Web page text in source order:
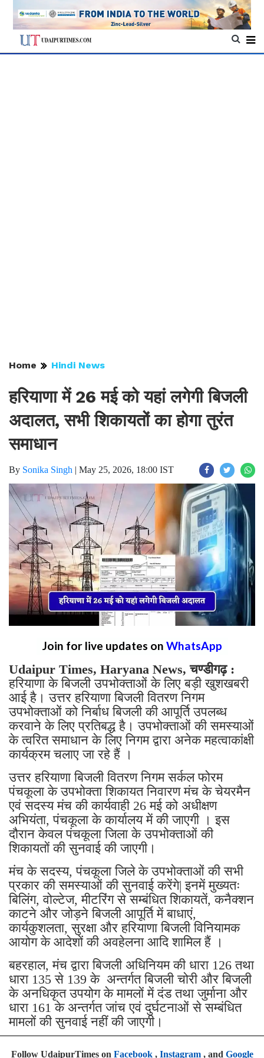
Home Hindi News
हरियाणा में 26 मई को यहां लगेगी बिजली
अदालत, सभी शिकायतों का होगा तुरंत
समाधान
By Sonika Singh | May 25, 2026, 18:00 IST
Join for live updates on WhatsApp
Udaipur Times, Haryana News, चण्डीगढ़ :
हरियाणा के बिजली उपभोक्ताओं के लिए बड़ी खुशखबरी
आई है। उत्तर हरियाणा बिजली वितरण निगम
उपभोक्ताओं को निर्बाध बिजली की आपूर्ति उपलब्ध
करवाने के लिए प्रतिबद्ध है। उपभोक्ताओं की समस्याओं
के त्वरित समाधान के लिए निगम द्वारा अनेक महत्वाकांक्षी
कार्यक्रम चलाए जा रहे हैं ।
उत्तर हरियाणा बिजली वितरण निगम सर्कल फोरम
पंचकूला के उपभोक्ता शिकायत निवारण मंच के चेयरमैन
एवं सदस्य मंच की कार्यवाही 26 मई को अधीक्षण
अभियंता, पंचकूला के कार्यालय में की जाएगी । इस
दौरान केवल पंचकूला जिला के उपभोक्ताओं की
शिकायतों की सुनवाई की जाएगी।
मंच के सदस्य, पंचकूला जिले के उपभोक्ताओं की सभी
प्रकार की समस्याओं की सुनवाई करेंगे| इनमें मुख्यतः
बिलिंग, वोल्टेज, मीटरिंग से सम्बंधित शिकायतें, कनैक्शन
काटने और जोड़ने बिजली आपूर्ति में बाधाएं,
कार्यकुशलता, सुरक्षा और हरियाणा बिजली विनियामक
आयोग के आदेशों की अवहेलना आदि शामिल हैं ।
बहरहाल, मंच द्वारा बिजली अधिनियम की धारा 126 तथा
धारा 135 से 139 के अन्तर्गत बिजली चोरी और बिजली
के अनधिकृत उपयोग के मामलों में दंड तथा जुर्माना और
धारा 161 के अन्तर्गत जांच एवं दुर्घटनाओं से सम्बंधित
मामलों की सुनवाई नहीं की जाएगी।
Follow UdaipurTimes on Facebook, Instagram, and Google